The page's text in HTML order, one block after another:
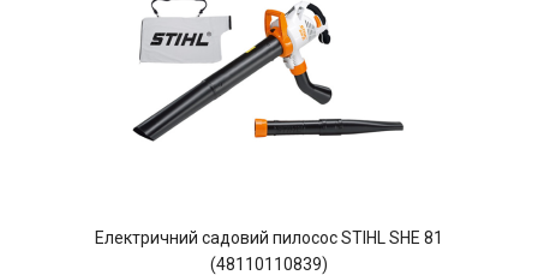
Електричний садовий пилосос STIHL SHE 81
(48110110839)